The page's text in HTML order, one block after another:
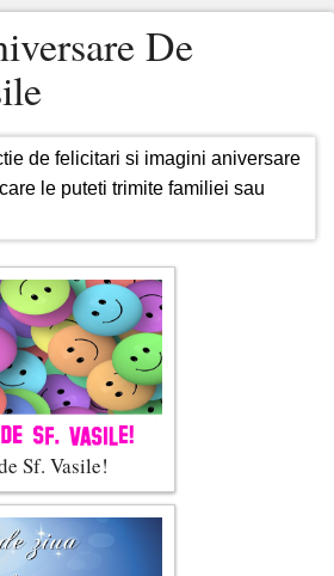
De
de felicitari si imagini aniversare
le puteti trimite familiei sau
Sf. Vasile!